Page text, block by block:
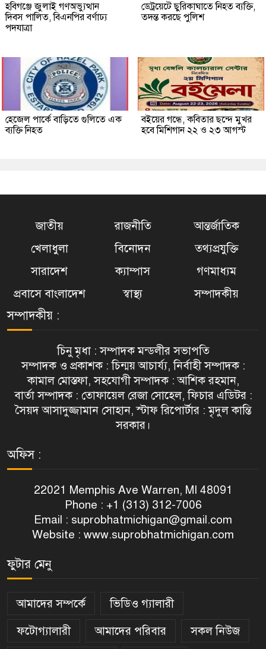
হবিগঞ্জে জুলাই গণঅভ্যুত্থান
দিবস পালিত, বিএনপির বর্ণাঢ্য
পদযাত্রা
ডেট্রয়েটে ছুরিকাঘাতে নিহত ব্যক্তি,
তদন্ত করছে পুলিশ
হেজেল পার্কে বাড়িতে গুলিতে এক
ব্যক্তি নিহত
বইয়ের গন্ধে, কবিতার ছন্দে মুখর
হবে মিশিগান ২২ ও ২৩ আগস্ট
জাতীয় রাজনীতি
আন্তর্জাতিক
খেলাধুলা
বিনোদন
তথ্যপ্রযুক্তি
সারাদেশ
ক্যাম্পাস
গণমাধ্যম
প্রবাসে বাংলাদেশ
স্বাস্থ্য সম্পাদকীয়
সম্পাদকীয় :
চিনু মৃধা : সম্পাদক মন্ডলীর সভাপতি
সম্পাদক ও প্রকাশক : চিন্ময় আচার্য্য, নির্বাহী সম্পাদক :
কামাল মোস্তফা, সহযোগী সম্পাদক : আশিক রহমান,
বার্তা সম্পাদক : তোফায়েল রেজা সোহেল, ফিচার এডিটর :
সৈয়দ আসাদুজ্জামান সোহান, স্টাফ রিপোর্টার : মৃদুল কান্তি
সরকার।
অফিস :
22021 Memphis Ave Warren, MI 48091
Phone : +1 (313) 312-7006
Email : suprobhatmichigan@gmail.com
Website : www.suprobhatmichigan.com
ফুটার মেনু
আমাদের সম্পর্কে
ভিডিও গ্যালারী
ফটোগ্যালারী
আমাদের পরিবার সকল নিউজ